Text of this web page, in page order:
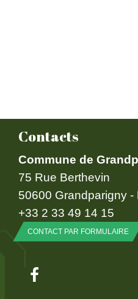
Contacts
Commune de
75 Rue Berthevin
50600 Grandparigny -
+33 2 33 49 14 15
CONTACT PAR FORMULAIRE